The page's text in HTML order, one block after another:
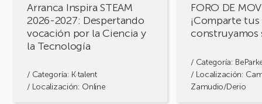
Arranca Inspira STEAM
2026-2027: Despertando
vocación por la Ciencia y
la Tecnología
/ Categoría: K·talent
/ Localización: Online
Ciencia
Tecnología
FORO DE
¡Comparte
construyamos
/ Categoría:
/ Localización:
Zamudio/Derio